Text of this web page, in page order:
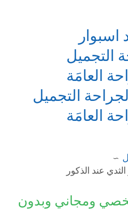
التجميل
العامَة
عند الذكور
ومجاني وبدون